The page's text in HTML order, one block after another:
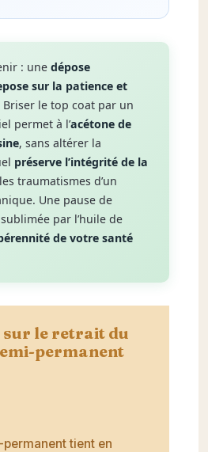
: une dépose
sur la patience et
Briser le top coat par un
permet à l’acétone de
, sans altérer la
préserve l’intégrité de la
traumatismes d’un
Une pause de
par l’huile de
de votre santé
sur le retrait du
permanent
tient en